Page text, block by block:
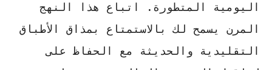
اليومية المتطورة. اتباع هذا النهج
المرن يسمح لك بالاستمتاع بمذاق الأطباق
التقليدية والحديثة مع الحفاظ على